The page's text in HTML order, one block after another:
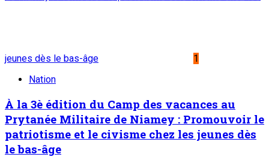
jeunes dès le bas-âge
1
Nation
À la 3è édition du Camp des vacances au
Prytanée Militaire de Niamey : Promouvoir le
patriotisme et le civisme chez les jeunes dès
le bas-âge